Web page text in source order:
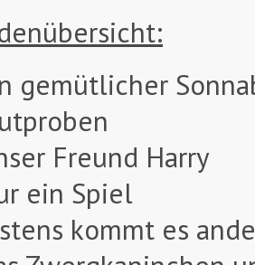
gemütlicher
Freund Harry
ein Spiel
kommt es